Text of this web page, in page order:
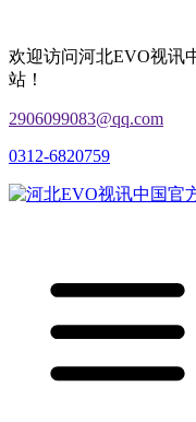
欢迎访问河北EVO视讯
站！
2906099083@qq.com
0312-6820759